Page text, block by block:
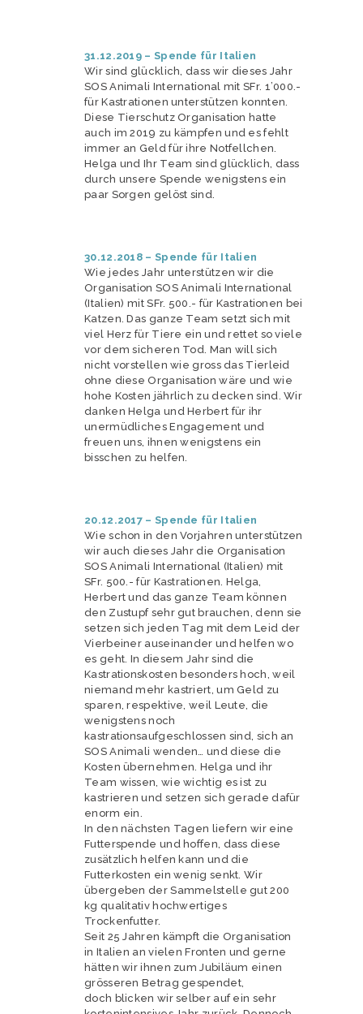
31.12.2019 – Spende für Italien
Wir sind glücklich, dass wir dieses Jahr
SOS Animali International mit SFr. 1’000.-
für Kastrationen unterstützen konnten.
Diese Tierschutz Organisation hatte
auch im 2019 zu kämpfen und es fehlt
immer an Geld für ihre Notfellchen.
Helga und Ihr Team sind glücklich, dass
durch unsere Spende wenigstens ein
paar Sorgen gelöst sind.
30.12.2018 – Spende für Italien
Wie jedes Jahr unterstützen wir die
Organisation SOS Animali International
(Italien) mit SFr. 500.- für Kastrationen bei
Katzen. Das ganze Team setzt sich mit
viel Herz für Tiere ein und rettet so viele
vor dem sicheren Tod. Man will sich
nicht vorstellen wie gross das Tierleid
ohne diese Organisation wäre und wie
hohe Kosten jährlich zu decken sind. Wir
danken Helga und Herbert für ihr
unermüdliches Engagement und
freuen uns, ihnen wenigstens ein
bisschen zu helfen.
20.12.2017 – Spende für Italien
Wie schon in den Vorjahren unterstützen
wir auch dieses Jahr die Organisation
SOS Animali International (Italien) mit
SFr. 500.- für Kastrationen. Helga,
Herbert und das ganze Team können
den Zustupf sehr gut brauchen, denn sie
setzen sich jeden Tag mit dem Leid der
Vierbeiner auseinander und helfen wo
es geht. In diesem Jahr sind die
Kastrationskosten besonders hoch, weil
niemand mehr kastriert, um Geld zu
sparen, respektive, weil Leute, die
wenigstens noch
kastrationsaufgeschlossen sind, sich an
SOS Animali wenden… und diese die
Kosten übernehmen. Helga und ihr
Team wissen, wie wichtig es ist zu
kastrieren und setzen sich gerade dafür
enorm ein.
In den nächsten Tagen liefern wir eine
Futterspende und hoffen, dass diese
zusätzlich helfen kann und die
Futterkosten ein wenig senkt. Wir
übergeben der Sammelstelle gut 200
kg qualitativ hochwertiges
Trockenfutter.
Seit 25 Jahren kämpft die Organisation
in Italien an vielen Fronten und gerne
hätten wir ihnen zum Jubiläum einen
grösseren Betrag gespendet,
doch blicken wir selber auf ein sehr